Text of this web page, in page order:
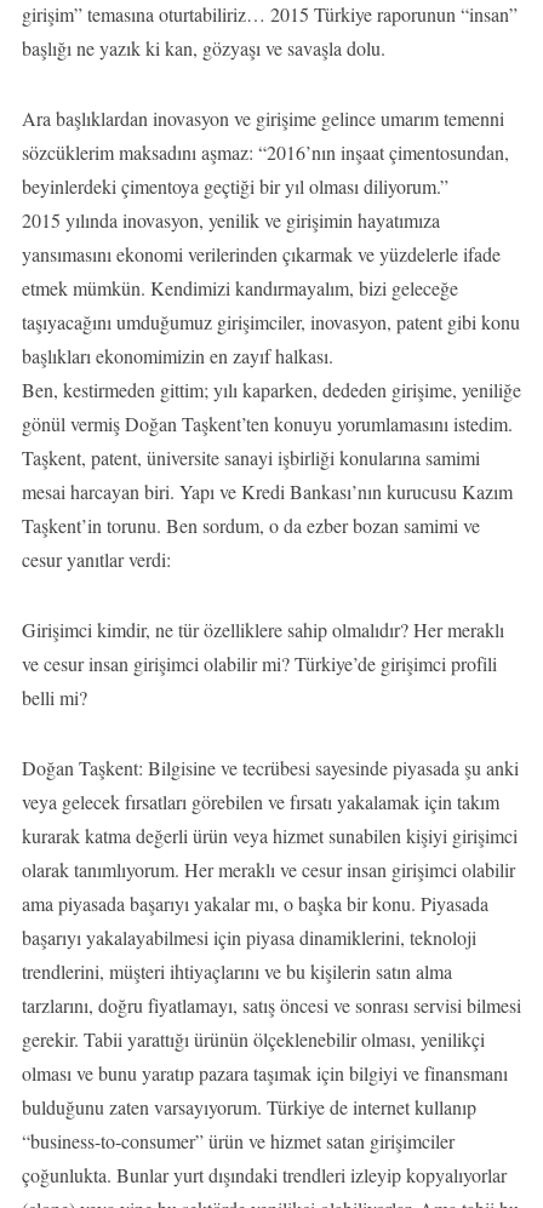
girişim” temasına oturtabiliriz… 2015 Türkiye raporunun “insan”
başlığı ne yazık ki kan, gözyaşı ve savaşla dolu.
Ara başlıklardan inovasyon ve girişime gelince umarım temenni
sözcüklerim maksadını aşmaz: “2016’nın inşaat çimentosundan,
beyinlerdeki çimentoya geçtiği bir yıl olması diliyorum.”
2015 yılında inovasyon, yenilik ve girişimin hayatımıza
yansımasını ekonomi verilerinden çıkarmak ve yüzdelerle ifade
etmek mümkün. Kendimizi kandırmayalım, bizi geleceğe
taşıyacağını umduğumuz girişimciler, inovasyon, patent gibi konu
başlıkları ekonomimizin en zayıf halkası.
Ben, kestirmeden gittim; yılı kaparken, dededen girişime, yeniliğe
gönül vermiş Doğan Taşkent’ten konuyu yorumlamasını istedim.
Taşkent, patent, üniversite sanayi işbirliği konularına samimi
mesai harcayan biri. Yapı ve Kredi Bankası’nın kurucusu Kazım
Taşkent’in torunu. Ben sordum, o da ezber bozan samimi ve
cesur yanıtlar verdi:
Girişimci kimdir, ne tür özelliklere sahip olmalıdır? Her meraklı
ve cesur insan girişimci olabilir mi? Türkiye’de girişimci profili
belli mi?
Doğan Taşkent: Bilgisine ve tecrübesi sayesinde piyasada şu anki
veya gelecek fırsatları görebilen ve fırsatı yakalamak için takım
kurarak katma değerli ürün veya hizmet sunabilen kişiyi girişimci
olarak tanımlıyorum. Her meraklı ve cesur insan girişimci olabilir
ama piyasada başarıyı yakalar mı, o başka bir konu. Piyasada
başarıyı yakalayabilmesi için piyasa dinamiklerini, teknoloji
trendlerini, müşteri ihtiyaçlarını ve bu kişilerin satın alma
tarzlarını, doğru fiyatlamayı, satış öncesi ve sonrası servisi bilmesi
gerekir. Tabii yarattığı ürünün ölçeklenebilir olması, yenilikçi
olması ve bunu yaratıp pazara taşımak için bilgiyi ve finansmanı
bulduğunu zaten varsayıyorum. Türkiye de internet kullanıp
“business-to-consumer” ürün ve hizmet satan girişimciler
çoğunlukta. Bunlar yurt dışındaki trendleri izleyip kopyalıyorlar